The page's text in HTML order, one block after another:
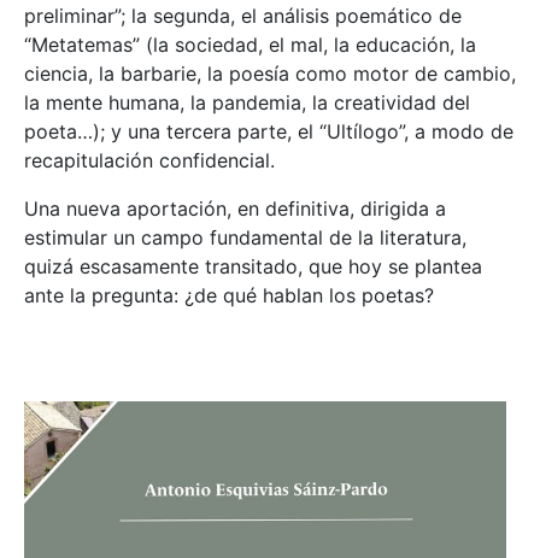
preliminar”; la segunda, el análisis poemático de
“Metatemas” (la sociedad, el mal, la educación, la
ciencia, la barbarie, la poesía como motor de cambio,
la mente humana, la pandemia, la creatividad del
poeta…); y una tercera parte, el “Ultílogo”, a modo de
recapitulación confidencial.
Una nueva aportación, en definitiva, dirigida a
estimular un campo fundamental de la literatura,
quizá escasamente transitado, que hoy se plantea
ante la pregunta: ¿de qué hablan los poetas?